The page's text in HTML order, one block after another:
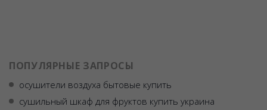
ПОПУЛЯРНЫЕ ЗАПРОСЫ
осушители воздуха бытовые купить
сушильный шкаф для фруктов купить украина